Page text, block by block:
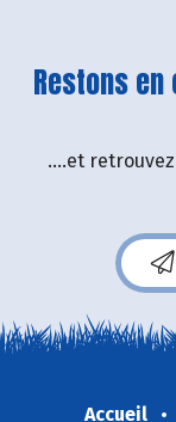
Restons
....et
Accueil